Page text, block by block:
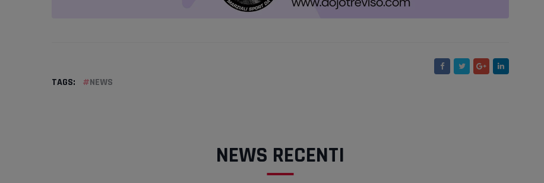
TAGS: NEWS
NEWS RECENTI